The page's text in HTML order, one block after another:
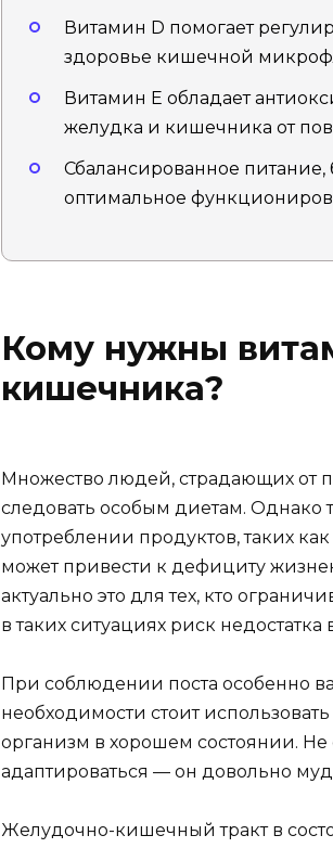
Витамин D помогает
здоровье кишечной
Витамин E обладает
желудка и кишечника от
Сбалансированное
оптимальное
Кому нужны
кишечника?
Множество людей, страдающих
следовать особым диетам. Однако
употреблении продуктов, таких
может привести к дефициту
актуально это для тех, кто
в таких ситуациях риск недостатка
При соблюдении поста особенно
необходимости стоит
организм в хорошем состоянии.
адаптироваться — он довольно
Желудочно-кишечный тракт в